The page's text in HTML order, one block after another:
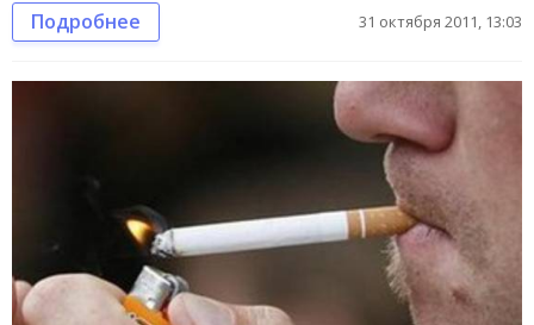
Подробнее 31 октября 2011, 13:03